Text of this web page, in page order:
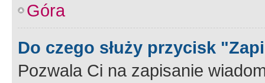
Góra
Do czego służy przycisk
Pozwala Ci na zapisanie